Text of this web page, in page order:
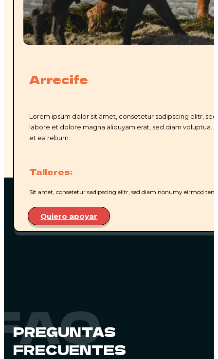
Arrecife
Lorem ipsum dolor sit amet, consetetur sadipscing elitr,
labore et dolore magna aliquyam erat, sed diam voluptua.
et ea rebum.
Talleres:
Sit amet, consetetur sadipscing elitr, sed diam nonumy eirmod
Quiero apoyar
PREGUNTAS
FRECUENTES